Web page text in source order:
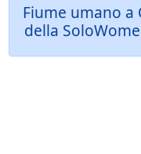
Fiume umano a
della